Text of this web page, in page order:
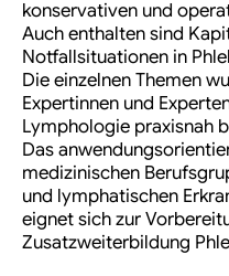
konservativen und
Auch enthalten sind
Notfallsituationen in
Die einzelnen Themen
Expertinnen und
Lymphologie praxisnah
Das
medizinischen
und lymphatischen
eignet sich zur
Zusatzweiterbildung